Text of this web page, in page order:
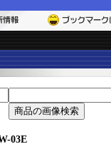
03E